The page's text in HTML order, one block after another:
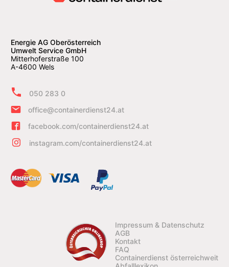
Energie AG Oberösterreich
Umwelt Service GmbH
Mitterhoferstraße 100
A-4600 Wels
050 283 0
office@containerdienst24.at
facebook.com/containerdienst24.at
instagram.com/containerdienst24.at
Impressum & Datenschutz
AGB
Kontakt
FAQ
Containerdienst österreichweit